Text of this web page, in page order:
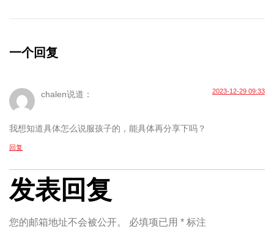
一个回复
chalen说道： 2023-12-29 09:33
我想知道具体怎么说服孩子的，能具体再分享下吗？
回复
发表回复
您的邮箱地址不会被公开。 必填项已用 * 标注